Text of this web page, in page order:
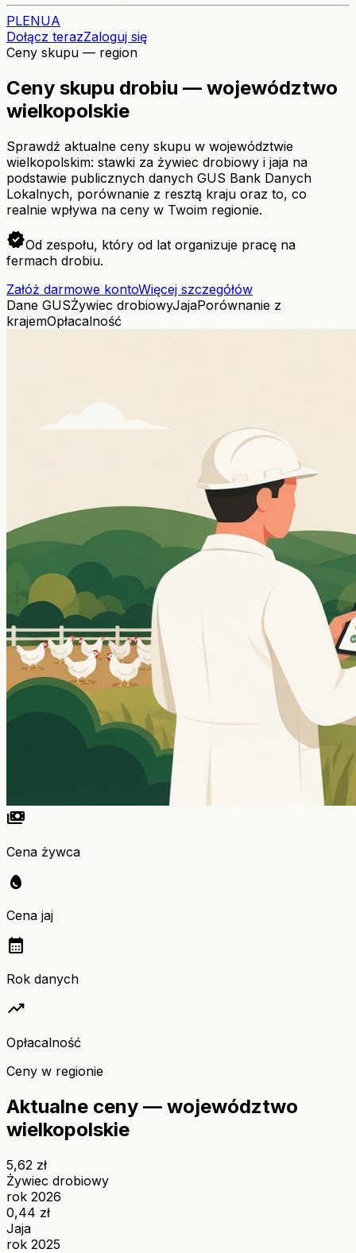
PLENUA
Dołącz terazZaloguj się
Ceny skupu — region
Ceny skupu drobiu — województwo
wielkopolskie
Sprawdź aktualne ceny skupu w województwie
wielkopolskim: stawki za żywiec drobiowy i jaja na
podstawie publicznych danych GUS Bank Danych
Lokalnych, porównanie z resztą kraju oraz to, co
realnie wpływa na ceny w Twoim regionie.
verifiedOd zespołu, który od lat organizuje pracę na
fermach drobiu.
Załóż darmowe kontoWięcej szczegółów
Dane GUSŻywiec drobiowyJajaPorównanie z
krajemOpłacalność
payments
Cena żywca
egg
Cena jaj
calendar_month
Rok danych
trending_up
Opłacalność
Ceny w regionie
Aktualne ceny — województwo
wielkopolskie
5,62 zł
Żywiec drobiowy
rok 2026
0,44 zł
Jaja
rok 2025